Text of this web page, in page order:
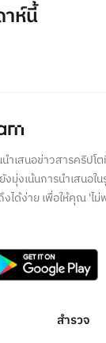
ห์นี้
ำเสนอข่าวสารคริปโ
มุ่งเน้นการนำเสนอใ
งได้ง่าย เพื่อให้คุณ 'ไ
สำรวจ